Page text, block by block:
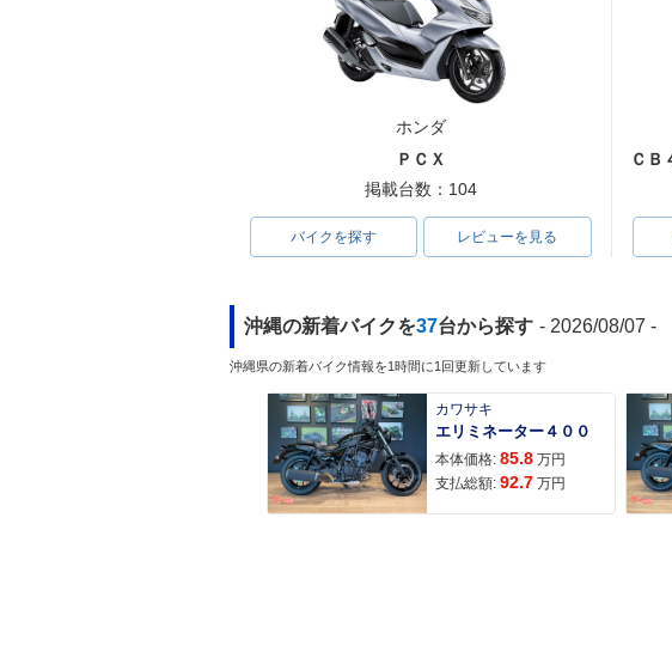
ホンダ
ＰＣＸ
掲載台数：104
バイクを探す レビューを見る
沖縄の新着バイクを37台から探す - 2026/08/07 -
沖縄県の新着バイク情報を1時間に1回更新しています
カワサキ
エリミネーター４００
本体価格: 85.8 万円
支払総額: 92.7 万円